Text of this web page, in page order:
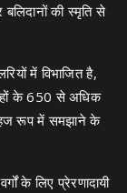
की स्मृति से
में विभाजित है,
के 650 से अधिक
सहज रूप में समझाने के
के लिए प्रेरणादायी